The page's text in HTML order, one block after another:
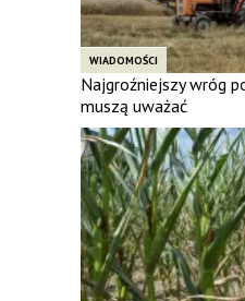
WIADOMOŚCI
Najgroźniejszy wróg
muszą uważać